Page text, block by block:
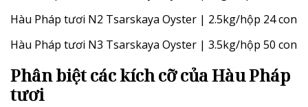
Hàu Pháp tươi N2 Tsarskaya Oyster | 2.5kg/hộp 24 con
Hàu Pháp tươi N3 Tsarskaya Oyster | 3.5kg/hộp 50 con
Phân biệt các kích cỡ của Hàu Pháp
tươi